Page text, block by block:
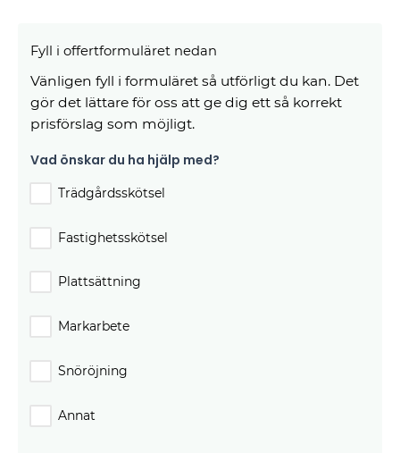
Fyll i offertformuläret nedan
Vänligen fyll i formuläret så utförligt du kan. Det
gör det lättare för oss att ge dig ett så korrekt
prisförslag som möjligt.
Vad önskar du ha hjälp med?
Trädgårdsskötsel
Fastighetsskötsel
Plattsättning
Markarbete
Snöröjning
Annat